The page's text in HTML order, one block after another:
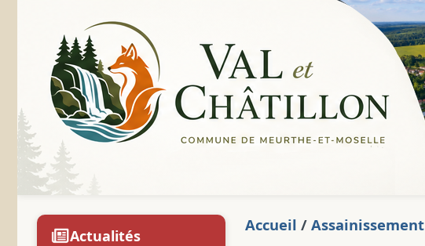
Actualités
Accueil / Assainissement